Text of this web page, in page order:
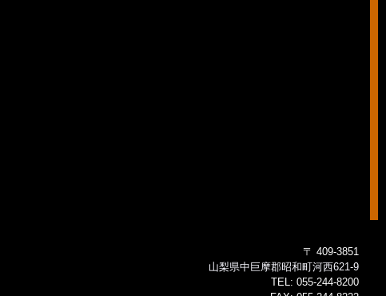
〒 409-3851
山梨県中巨摩郡昭和町河西621-9
TEL: 055-244-8200